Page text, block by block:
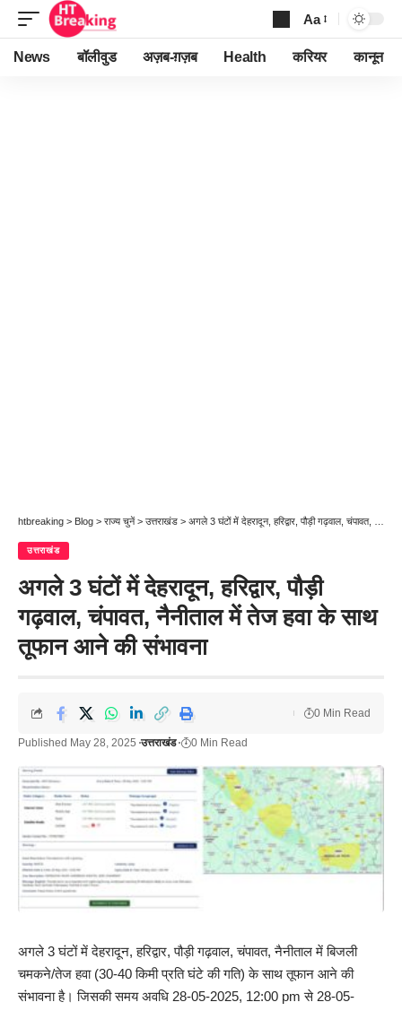
Font
Resizer
Aa
News बॉलीवुड अज़ब-ग़ज़ब Health करियर कानून
htbreaking > Blog > राज्य चुनें > उत्तराखंड > अगले 3 घंटों में देहरादून, हरिद्वार, पौड़ी गढ़वाल, चंपावत, नैनीताल में तेज हवा के साथ तूफान आने की संभावना
उत्तराखंड
अगले 3 घंटों में देहरादून, हरिद्वार, पौड़ी
गढ़वाल, चंपावत, नैनीताल में तेज हवा के साथ
तूफान आने की संभावना
Published May 28, 2025 उत्तराखंड 0 Min Read
0 Min Read
अगले 3 घंटों में देहरादून, हरिद्वार, पौड़ी गढ़वाल, चंपावत, नैनीताल में बिजली
चमकने/तेज हवा (30-40 किमी प्रति घंटे की गति) के साथ तूफान आने की
संभावना है। जिसकी समय अवधि 28-05-2025, 12:00 pm से 28-05-